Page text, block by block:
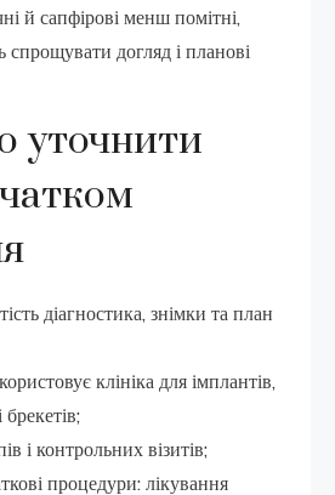
й сапфірові менш помітні,
спрощувати догляд і планові
уточнити
діагностика, знімки та план
клініка для імплантів,
і контрольних візитів;
процедури: лікування